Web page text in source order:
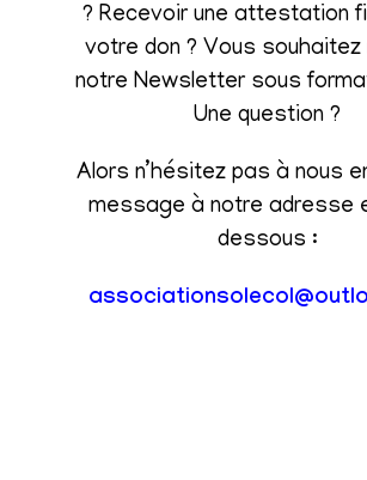
? Recevoir une attestation
votre don ? Vous
notre Newsletter sous
Une question ?
Alors n’hésitez pas à nous
message à notre adresse
dessous :